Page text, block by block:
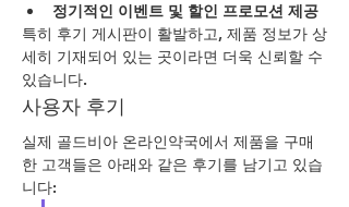
정기적인 이벤트 및 할인 프로모션 제공
특히 후기 게시판이 활발하고, 제품 정보가 상
세히 기재되어 있는 곳이라면 더욱 신뢰할 수
있습니다.
사용자 후기
실제 골드비아 온라인약국에서 제품을 구매
한 고객들은 아래와 같은 후기를 남기고 있습
니다: